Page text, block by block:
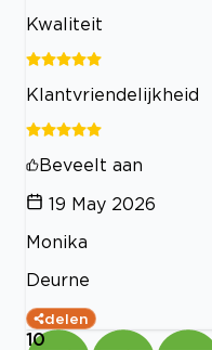
Kwaliteit
Klantvriendelijkheid
Beveelt aan
19 May 2026
Monika
Deurne
delen
10